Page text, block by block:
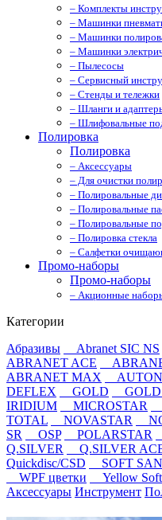
– Комплекты
– Машинки
– Машинки
– Машинки
– Пылесосы
– Сервисный
– Стенды и тележки
– Шланги и
– Шлифовальные
Полировка
Полировка
– Аксессуары
– Для очистки
– Полировальные
– Полировальные
– Полировальные
– Полировка стекла
– Салфетки
Промо-наборы
Промо-наборы
– Акционные
Категории
Абразивы
Abranet SIC NS
ABRANET ACE
ABRANET MAX
DEFLEX
GOLD
IRIDIUM
MICROSTAR
TOTAL
NOVASTAR
SR
OSP POLARSTAR
Q.SILVER
Q.SILVER
Quickdisc/CSD
SOFT
WPF цветки
Yellow Soft
Аксессуары Инструмент